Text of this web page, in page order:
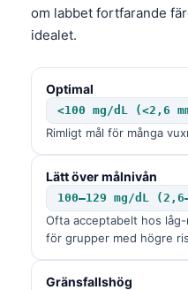
om labbet fortfarande
idealet.
Optimal
<100 mg/dL (<2,6
Rimligt mål för många
Lätt över målnivån
100–129 mg/dL
Ofta acceptabelt hos
för grupper med högre
Gränsfallshög